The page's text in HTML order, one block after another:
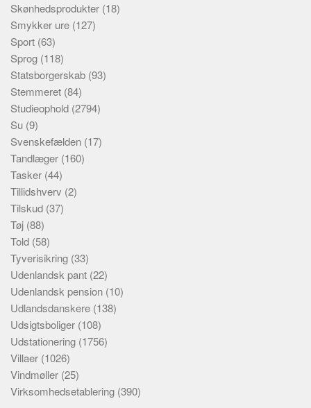
Skønhedsprodukter (18)
Smykker ure (127)
Sport (63)
Sprog (118)
Statsborgerskab (93)
Stemmeret (84)
Studieophold (2794)
Su (9)
Svenskefælden (17)
Tandlæger (160)
Tasker (44)
Tillidshverv (2)
Tilskud (37)
Tøj (88)
Told (58)
Tyverisikring (33)
Udenlandsk pant (22)
Udenlandsk pension (10)
Udlandsdanskere (138)
Udsigtsboliger (108)
Udstationering (1756)
Villaer (1026)
Vindmøller (25)
Virksomhedsetablering (390)